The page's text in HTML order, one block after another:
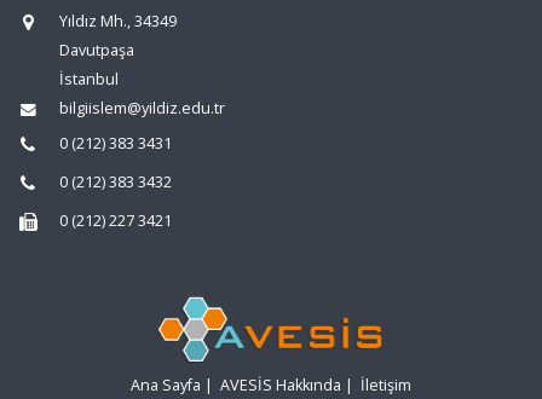
Yıldız Mh., 34349
Davutpaşa
İstanbul
bilgiislem@yildiz.edu.tr
0 (212) 383 3431
0 (212) 383 3432
0 (212) 227 3421
Ana Sayfa | AVESİS Hakkında | İletişim